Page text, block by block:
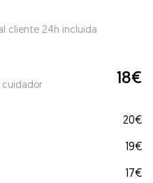
cliente 24h incluida
cuidador 18€
20€
19€
17€